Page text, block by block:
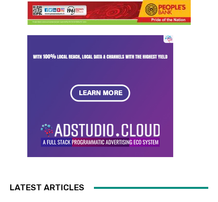
LATEST ARTICLES